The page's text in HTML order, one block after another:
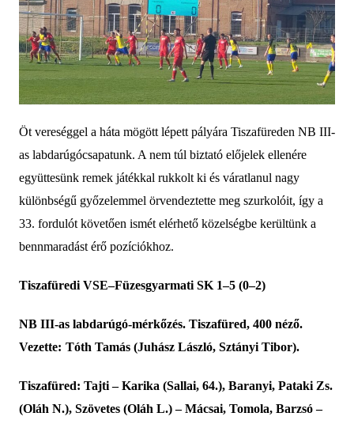
Öt vereséggel a háta mögött lépett pályára Tiszafüreden NB III-
as labdarúgócsapatunk. A nem túl biztató előjelek ellenére
együttesünk remek játékkal rukkolt ki és váratlanul nagy
különbségű győzelemmel örvendeztette meg szurkolóit, így a
33. fordulót követően ismét elérhető közelségbe kerültünk a
bennmaradást érő pozíciókhoz.
Tiszafüredi VSE–Füzesgyarmati SK 1–5(0–2)
NB III-as labdarúgó-mérkőzés. Tiszafüred, 400 néző.
Vezette: Tóth Tamás (Juhász László, Sztányi Tibor).
Tiszafüred: Tajti – Karika (Sallai, 64.), Baranyi, Pataki Zs.
(Oláh N.), Szövetes (Oláh L.) – Mácsai, Tomola, Barzsó –